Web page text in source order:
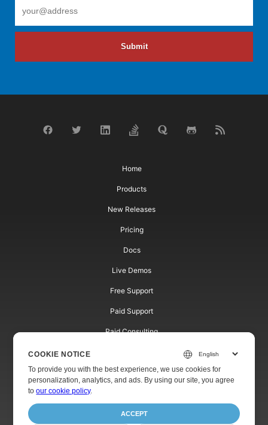
Submit
Home
Products
New Releases
Pricing
Docs
Live Demos
Free Support
Paid Support
Paid Consulting
Websites
COOKIE NOTICE
To provide you with the best experience, we use cookies for
personalization, analytics, and ads. By using our site, you agree
toour cookie policy.
ACCEPT